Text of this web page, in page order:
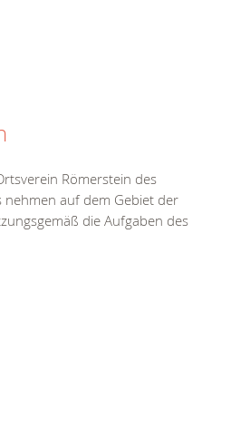
Römerstein des
nehmen auf dem Gebiet der
die Aufgaben des